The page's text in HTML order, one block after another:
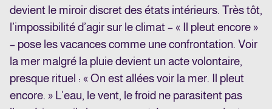
devient le miroir discret des états intérieurs. Très tôt,
l’impossibilité d’agir sur le climat – « Il pleut encore »
– pose les vacances comme une confrontation. Voir
la mer malgré la pluie devient un acte volontaire,
presque rituel : « On est allées voir la mer. Il pleut
encore. » L’eau, le vent, le froid ne parasitent pas